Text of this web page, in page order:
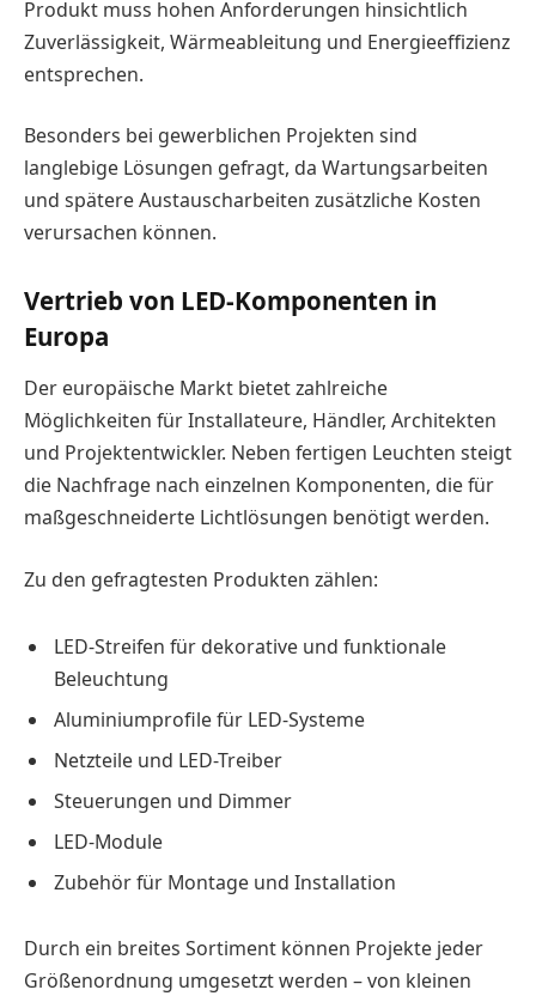
Produkt muss hohen Anforderungen hinsichtlich
Zuverlässigkeit, Wärmeableitung und Energieeffizienz
entsprechen.
Besonders bei gewerblichen Projekten sind
langlebige Lösungen gefragt, da Wartungsarbeiten
und spätere Austauscharbeiten zusätzliche Kosten
verursachen können.
Vertrieb von LED-Komponenten in
Europa
Der europäische Markt bietet zahlreiche
Möglichkeiten für Installateure, Händler, Architekten
und Projektentwickler. Neben fertigen Leuchten steigt
die Nachfrage nach einzelnen Komponenten, die für
maßgeschneiderte Lichtlösungen benötigt werden.
Zu den gefragtesten Produkten zählen:
LED-Streifen für dekorative und funktionale
Beleuchtung
Aluminiumprofile für LED-Systeme
Netzteile und LED-Treiber
Steuerungen und Dimmer
LED-Module
Zubehör für Montage und Installation
Durch ein breites Sortiment können Projekte jeder
Größenordnung umgesetzt werden – von kleinen